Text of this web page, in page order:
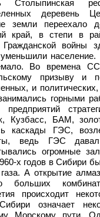
деревень
земли
край, в степи в
Гражданской войны
Во времена
призыву и
и
горными
предприятий
Кузбасс, БАМ,
каскады ГЭС,
ведь ГЭС
огромные
х годов в Сибири
А открытие
больших
происходит
означает
Морскому пути.